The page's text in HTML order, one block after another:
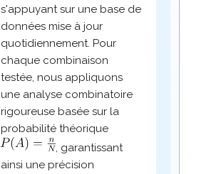
s'appuyant sur une base de
données mise à jour
quotidiennement. Pour
chaque combinaison
testée, nous appliquons
une analyse combinatoire
rigoureuse basée sur la
probabilité théorique
, garantissant
ainsi une précision